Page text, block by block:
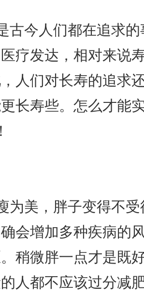
今人们都在追求的
疗发达，相对来说
人们对长寿的追求
长寿些。怎么才能
为美，胖子变得不
会增加多种疾病的
稍微胖一点才是既
人都不应该过分减肥